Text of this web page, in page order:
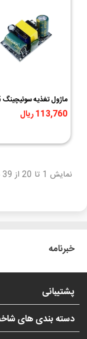
ولت جریان ثابت 700mA
113,760 ریال
نمایش 1 تا 20 از 39 مورد
خبرنامه
پشتیبانی
دسته بندی های